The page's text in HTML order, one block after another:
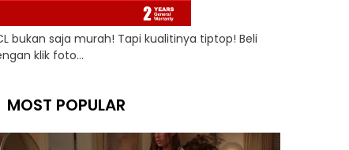
bukan saja murah! Tapi kualitinya tiptop! Beli
klik foto...
MOST POPULAR